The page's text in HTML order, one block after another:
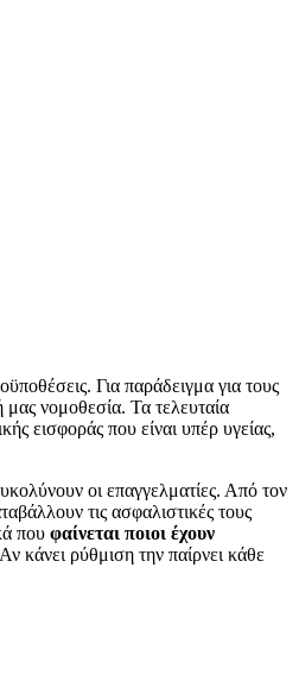
Για παράδειγμα για τους
μας νομοθεσία. Τα τελευταία
εισφοράς που είναι υπέρ υγείας,
οι επαγγελματίες. Από τον
τις ασφαλιστικές τους
που φαίνεται ποιοι έχουν
κάνει ρύθμιση την παίρνει κάθε